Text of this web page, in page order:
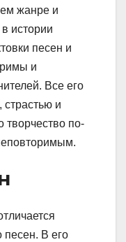
жанре и
истории
песен и
и
Все его
и
творчество по-
песен. В его